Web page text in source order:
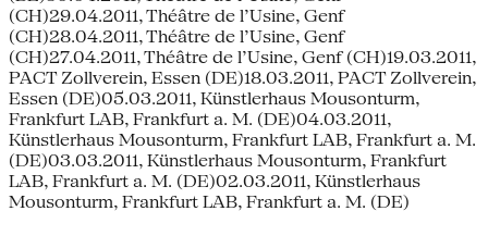
(CH)29.04.2011, Théâtre de l’Usine, Genf
(CH)28.04.2011, Théâtre de l’Usine, Genf
(CH)27.04.2011, Théâtre de l’Usine, Genf (CH)19.03.2011,
PACT Zollverein, Essen (DE)18.03.2011, PACT Zollverein,
Essen (DE)05.03.2011, Künstlerhaus Mousonturm,
Frankfurt LAB, Frankfurt a. M. (DE)04.03.2011,
Künstlerhaus Mousonturm, Frankfurt LAB, Frankfurt a. M.
(DE)03.03.2011, Künstlerhaus Mousonturm, Frankfurt
LAB, Frankfurt a. M. (DE)02.03.2011, Künstlerhaus
Mousonturm, Frankfurt LAB, Frankfurt a. M. (DE)